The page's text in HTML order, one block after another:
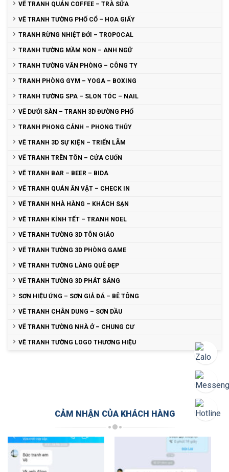
VẼ TRANH QUÁN COFFEE – TRÀ SỮA
VẼ TRANH TƯỜNG PHỐ CỔ – HOA GIẤY
TRANH RỪNG NHIỆT ĐỚI – TROPOCAL
TRANH TƯỜNG MẦM NON – ANH NGỮ
TRANH TƯỜNG VĂN PHÒNG – CÔNG TY
TRANH PHÒNG GYM – YOGA – BOXING
TRANH TƯỜNG SPA – SLON TÓC – NAIL
VẼ DƯỚI SÀN – TRANH 3D ĐƯỜNG PHỐ
TRANH PHONG CẢNH – PHONG THỦY
VẼ TRANH 3D SỰ KIỆN – TRIỂN LÃM
VẼ TRANH TRÊN TÔN – CỬA CUỐN
VẼ TRANH BAR – BEER – BIDA
VẼ TRANH QUÁN ĂN VẶT – CHECK IN
VẼ TRANH NHÀ HÀNG – KHÁCH SẠN
VẼ TRANH KÍNH TẾT – TRANH NOEL
VẼ TRANH TƯỜNG 3D TÔN GIÁO
VẼ TRANH TƯỜNG 3D PHÒNG GAME
VẼ TRANH TƯỜNG LÀNG QUÊ ĐẸP
VẼ TRANH TƯỜNG 3D PHÁT SÁNG
SƠN HIỆU ỨNG – SƠN GIẢ ĐÁ – BÊ TÔNG
VẼ TRANH CHÂN DUNG – SƠN DẦU
VẼ TRANH TƯỜNG NHÀ Ở – CHUNG CƯ
VẼ TRANH TƯỜNG LOGO THƯƠNG HIỆU
CẢM NHẬN CỦA KHÁCH HÀNG